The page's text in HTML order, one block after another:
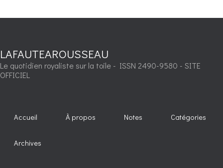
LAFAUTEAROUSSEAU
Le quotidien royaliste sur la toile - ISSN 2490-9580 - SITE
OFFICIEL
Accueil À propos Notes Catégories
Archives